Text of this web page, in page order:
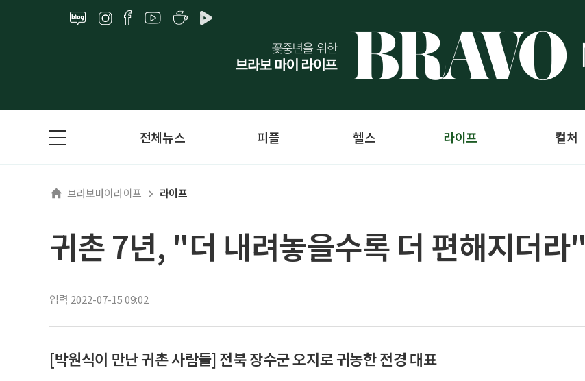
전체뉴스 피플 헬스 라이프 컬처
브라보마이라이프 라이프
귀촌 7년, "더 내려놓을수록 더 편해지더라"
입력 2022-07-15 09:02
[박원식이 만난 귀촌 사람들] 전북 장수군 오지로 귀농한 전경 대표